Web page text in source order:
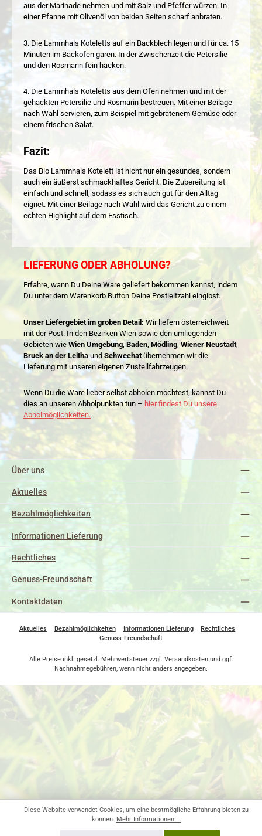
aus der Marinade nehmen und mit Salz und Pfeffer würzen. In
einer Pfanne mit Olivenöl von beiden Seiten scharf anbraten.
3. Die Lammhals Koteletts auf ein Backblech legen und für ca. 15
Minuten im Backofen garen. In der Zwischenzeit die Petersilie
und den Rosmarin fein hacken.
4. Die Lammhals Koteletts aus dem Ofen nehmen und mit der
gehackten Petersilie und Rosmarin bestreuen. Mit einer Beilage
nach Wahl servieren, zum Beispiel mit gebratenem Gemüse oder
einem frischen Salat.
Fazit:
Das Bio Lammhals Kotelett ist nicht nur ein gesundes, sondern
auch ein äußerst schmackhaftes Gericht. Die Zubereitung ist
einfach und schnell, sodass es sich auch gut für den Alltag
eignet. Mit einer Beilage nach Wahl wird das Gericht zu einem
echten Highlight auf dem Esstisch.
LIEFERUNG ODER ABHOLUNG?
Erfahre, wann Du Deine Ware geliefert bekommen kannst, indem
Du unter dem Warenkorb Button Deine Postleitzahl eingibst.
Unser Liefergebiet im groben Detail: Wir liefern österreichweit
mit der Post. In den Bezirken Wien sowie den umliegenden
Gebieten wie Wien Umgebung Baden Mödling Wiener Neustadt
Bruck an der Leithaund Schwechat übernehmen wir die
Lieferung mit unseren eigenen Zustellfahrzeugen.
Wenn Du die Ware lieber selbst abholen möchtest, kannst Du
dies an unseren Abholpunkten tun – hier findest Du unsere
Abholmöglichkeiten.
Über uns
Aktuelles
Bezahlmöglichkeiten
Informationen Lieferung
Rechtliches
Genuss-Freundschaft
Kontaktdaten
Aktuelles Bezahlmöglichkeiten Informationen Lieferung
Rechtliches
Genuss-Freundschaft
Alle Preise inkl. gesetzl. Mehrwertsteuer zzgl. Versandkostenund ggf.
Nachnahmegebühren, wenn nicht anders angegeben.
Diese Website verwendet Cookies, um eine bestmögliche Erfahrung bieten zu
können. Mehr Informationen ...